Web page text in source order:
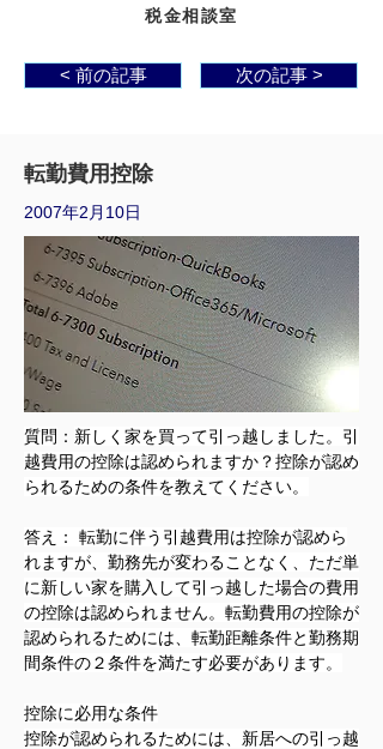
税金相談室
< 前の記事 次の記事 >
転勤費用控除
2007年2月10日
質問 ： 新しく家を買って引っ越しました。引
越費用の控除は認められますか？控除が認め
られるための条件を教えてください。
答え： 転勤に伴う引越費用は控除が認めら
れますが、勤務先が変わることなく、ただ単
に新しい家を購入して引っ越した場合の費用
の控除は認められません。転勤費用の控除が
認められるためには、転勤距離条件と勤務期
間条件の２条件を満たす必要があります。
控除に必用な条件
控除が認められるためには、新居への引っ越